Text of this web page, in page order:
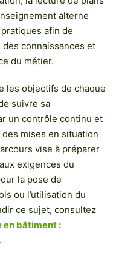
alterne
afin de
connaissances et
du métier.
les objectifs de chaque
suivre sa
un contrôle continu et
mises en situation
vise à préparer
exigences du
la pose de
ou l’utilisation du
ce sujet, consultez
en bâtiment :
.